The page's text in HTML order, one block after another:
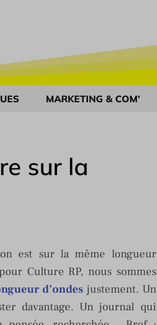
MARKETING & COM’
sur la
on est sur la même longueur
Culture RP, nous sommes
d’ondes justement. Un
davantage. Un journal qui